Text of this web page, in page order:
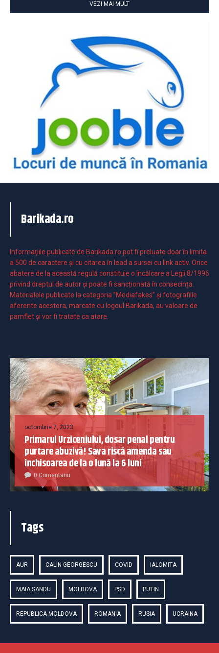
VEZI MAI MULT
Barikada.ro
Informaţiile publicate de Barikada.ro pot fi preluate doar în limita
a 500 de caractere şi cu citarea în lead a sursei cu link activ. Orice
abatere de la această regulă constituie o încălcare a Legii 8/1996
privind dreptul de autor și poate fi sancționată în consecință.
Materialele publicate la categoria ”Mediafakes” și fotografiile
aferente acestora, marcate cu logoul Barikada, au valoare de
pamflet și vor fi tratate ca atare.
octombrie 7, 2023
Primarul Urziceniului, dosar penal pentru
purtare abuzivă! Sava riscă amenda sau
închisoarea de la o lună la 6 luni
0 Comentariu
Tags
AUR CALIN GEORGESCU COVID IALOMITA
MAIA SANDU MOLDOVA PSD PUTIN
REPUBLICA MOLDOVA ROMANIA RUSIA UCRAINA